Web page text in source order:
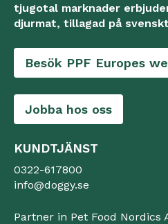
tjugotal marknader
djurmat, tillagad på
Besök PPF Europes
Jobba hos oss
KUNDTJÄNST
0322-617800
info@doggy.se
Partner in Pet Food Nordics